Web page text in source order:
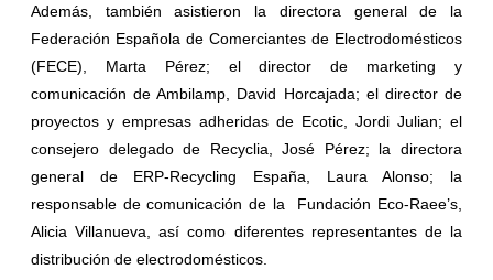
Además, también asistieron la directora general de la
Federación Española de Comerciantes de Electrodomésticos
(FECE), Marta Pérez; el director de marketing y
comunicación de Ambilamp, David Horcajada; el director de
proyectos y empresas adheridas de Ecotic, Jordi Julian; el
consejero delegado de Recyclia, José Pérez; la directora
general de ERP-Recycling España, Laura Alonso; la
responsable de comunicación de la Fundación Eco-Raee’s,
Alicia Villanueva, así como diferentes representantes de la
distribución de electrodomésticos.